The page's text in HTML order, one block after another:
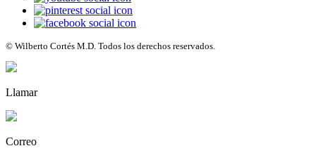
© Wilberto Cortés M.D. Todos los derechos reservados.
Llamar
Correo